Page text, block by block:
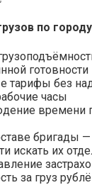
по городу
готовности
тарифы без
часы
времени
бригады
искать их
за груз